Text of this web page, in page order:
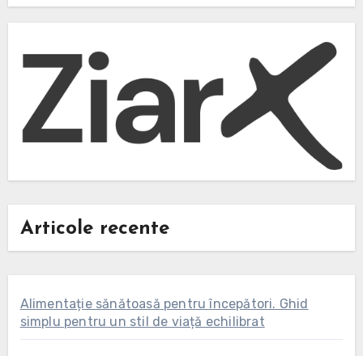
Articole recente
Alimentație sănătoasă pentru începători. Ghid
simplu pentru un stil de viață echilibrat